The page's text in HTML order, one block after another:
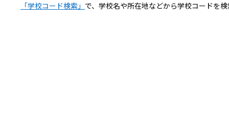
「学校コード検索」 で、学校名や所在地などから学校コードを